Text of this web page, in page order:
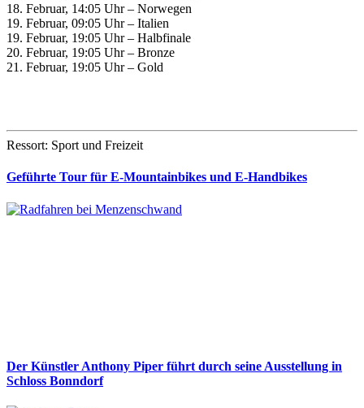
18. Februar, 14:05 Uhr – Norwegen
19. Februar, 09:05 Uhr – Italien
19. Februar, 19:05 Uhr – Halbfinale
20. Februar, 19:05 Uhr – Bronze
21. Februar, 19:05 Uhr – Gold
Ressort: Sport und Freizeit
Geführte Tour für E-Mountainbikes und E-Handbikes
Der Künstler Anthony Piper führt durch seine Ausstellung in
Schloss Bonndorf